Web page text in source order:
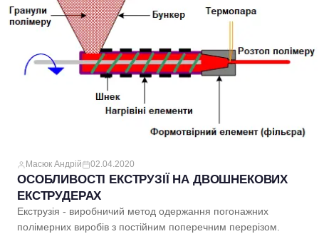
Масюк Андрій 02.04.2020
ОСОБЛИВОСТІ ЕКСТРУЗІЇ НА ДВОШНЕКОВИХ
ЕКСТРУДЕРАХ
Екструзія - виробничий метод одержання погонажних
полімерних виробів з постійним поперечним перерізом.